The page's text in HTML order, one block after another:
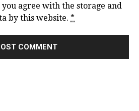
agree with the storage and
by this website. *